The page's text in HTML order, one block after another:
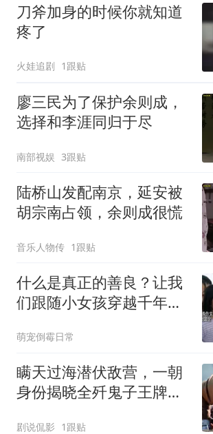
刀斧加身的时候你就知道
疼了
火娃追剧 1跟贴
廖三民为了保护余则成，
选择和李涯同归于尽
南部视娱 3跟贴
陆桥山发配南京，延安被
胡宗南占领，余则成很慌
音乐人物传 1跟贴
什么是真正的善良？让我
们跟随小女孩穿越千年寻
萌宠倒霉日常
瞒天过海潜伏敌营，一朝
身份揭晓全歼鬼子王牌部
剧说侃影 1跟贴